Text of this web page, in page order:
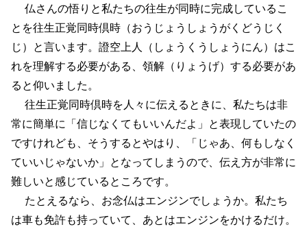
仏さんの悟りと私たちの往生が同時に完成しているこ
とを往生正覚同時倶時（おうじょうしょうがくどうじく
じ）と言います。證空上人（しょうくうしょうにん）はこ
れを理解する必要がある、領解（りょうげ）する必要があ
ると仰いました。
往生正覚同時倶時を人々に伝えるときに、私たちは非
常に簡単に「信じなくてもいいんだよ」と表現していたの
ですけれども、そうするとやはり、「じゃあ、何もしなく
ていいじゃないか」となってしまうので、伝え方が非常に
難しいと感じているところです。
たとえるなら、お念仏はエンジンでしょうか。私たち
は車も免許も持っていて、あとはエンジンをかけるだけ。